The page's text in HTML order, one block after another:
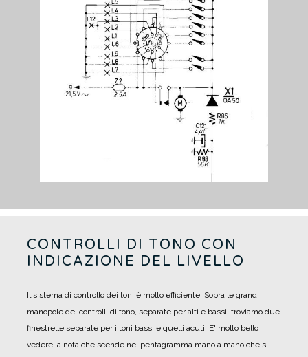
CONTROLLI DI TONO CON
INDICAZIONE DEL LIVELLO
Il sistema di controllo dei toni è molto efficiente. Sopra le grandi
manopole dei controlli di tono, separate per alti e bassi, troviamo due
finestrelle separate per i toni bassi e quelli acuti. E' molto bello
vedere la nota che scende nel pentagramma mano a mano che si